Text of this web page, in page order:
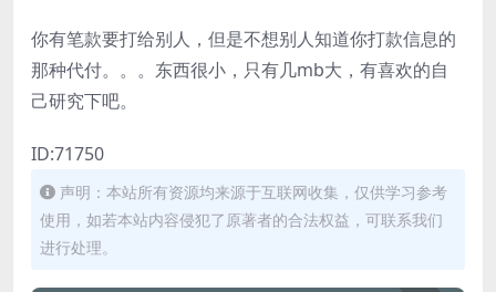
你有笔款要打给别人，但是不想别人知道你打款信息的
那种代付。。。东西很小，只有几mb大，有喜欢的自
己研究下吧。
ID:71750
声明：本站所有资源均来源于互联网收集，仅供学习参考
使用，如若本站内容侵犯了原著者的合法权益，可联系我们
进行处理。